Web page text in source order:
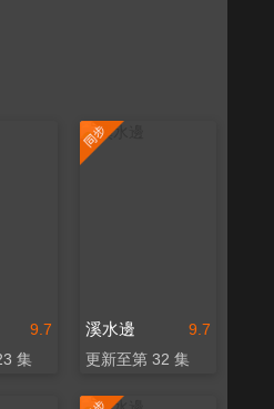
9.7
集
9.7
溪水邊
更新至第 32 集